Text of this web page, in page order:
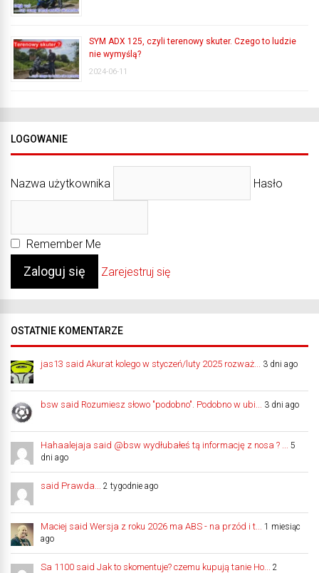
SYM ADX 125, czyli terenowy skuter. Czego to ludzie
nie wymyślą?
2024-06-11
LOGOWANIE
Nazwa użytkownika Hasło
Remember Me
Zarejestruj się
OSTATNIE KOMENTARZE
jas13 said Akurat kolego w styczeń/luty 2025 rozważ... 3 dni ago
bsw said Rozumiesz słowo "podobno". Podobno w ubi... 3 dni ago
Hahaalejaja said @bsw wydłubałeś tą informację z nosa ? ...
5
dni ago
said Prawda... 2 tygodnie ago
Maciej said Wersja z roku 2026 ma ABS - na przód i t...
1 miesiąc
ago
Sa 1100 said Jak to skomentuje? czemu kupują tanie Ho...
2